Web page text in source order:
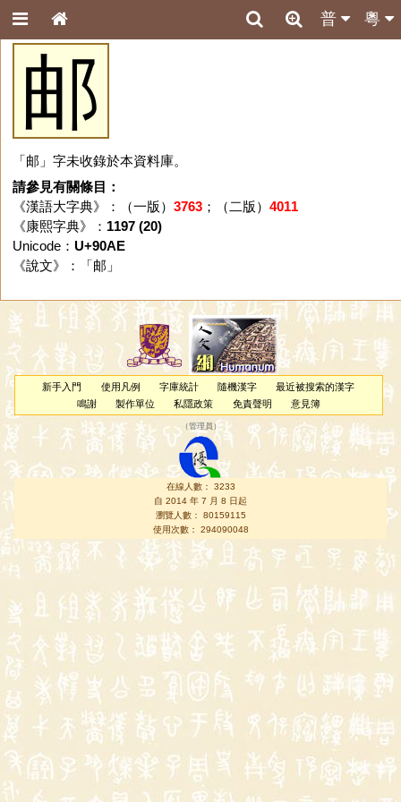
粵
普
邮
「邮」字未收錄於本資料庫。
請參見有關條目：
《漢語大字典》：（一版） 3763；（二版） 4011
《康熙字典》： 1197 (20)
Unicode： U+90AE
《說文》：「 邮 」
新手入門 使用凡例 字庫統計 隨機漢字
最近被搜索的漢字
鳴謝
製作單位 私隱政策 免責聲明 意見簿
（管理員 ）
在線人數： 3233
自 2014 年 7 月 8 日起
瀏覽人數： 80159115
使用次數： 294090048